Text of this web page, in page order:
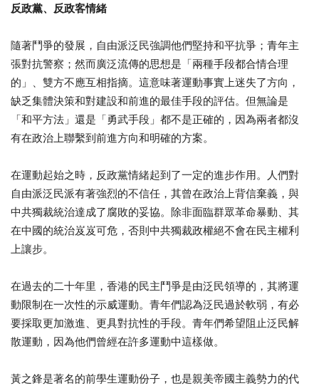
反政黨、反政客情緒
隨著鬥爭的發展，自由派泛民強調他們堅持和平抗爭；青年主
張對抗警察；然而廣泛流傳的思想是「兩種手段都合情合理
的」、雙方不應互相指摘。這意味著運動事實上迷失了方向，
缺乏集體決策和對建設和前進的最佳手段的評估。但無論是
「和平方法」還是「勇武手段」都不是正確的，因為兩者都沒
有在政治上聯繫到前進方向和明確的方案。
在運動起始之時，反政黨情緒起到了一定的進步作用。人們對
自由派泛民派有著強烈的不信任，其曾在政治上背信棄義，與
中共獨裁統治達成了腐敗的妥協。除非面臨群眾革命暴動、其
在中國的統治岌岌可危，否則中共獨裁政權絕不會在民主權利
上讓步。
在過去的二十年里，香港的民主鬥爭是由泛民領導的，其將運
動限制在一次性的示威運動。青年們認為泛民過於軟弱，有必
要採取更加激進、更具對抗性的手段。青年們希望阻止泛民解
散運動，因為他們曾經在許多運動中這樣做。
黃之鋒是著名的前學生運動份子，也是親美帝國主義勢力的代